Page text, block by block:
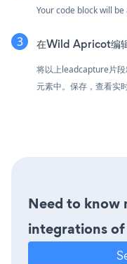
Your code block will
在Wild Apricot编
将以上leadcapture片
元素中。保存，查看实
Need to know
integrations